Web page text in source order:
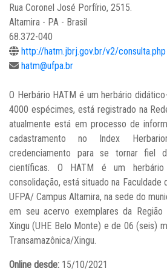
Rua Coronel José Porfírio, 2515.
Altamira - PA - Brasil
68.372-040
http://hatm.jbrj.gov.br/v2/consulta.php
hatm@ufpa.br
O Herbário HATM é um herbário
4000 espécimes, está registrado na
atualmente está em processo de
cadastramento no Index
credenciamento para se tornar fiel
científicas. O HATM é um
consolidação, está situado na Faculdade
UFPA/ Campus Altamira, na sede do
em seu acervo exemplares da
Xingu (UHE Belo Monte) e de 06 (seis)
Transamazônica/Xingu.
Online desde: 15/10/2021